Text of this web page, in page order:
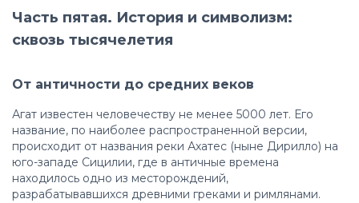
Часть пятая. История и символизм:
сквозь тысячелетия
От античности до средних веков
Агат известен человечеству не менее 5000 лет. Его
название, по наиболее распространенной версии,
происходит от названия реки Ахатес (ныне Дирилло) на
юго-западе Сицилии, где в античные времена
находилось одно из месторождений,
разрабатывавшихся древними греками и римлянами.